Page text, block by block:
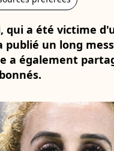
qui a été victime
publié un long
a également